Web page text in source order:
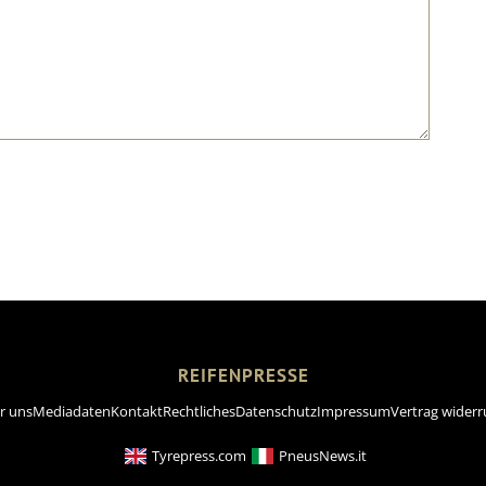
REIFENPRESSE
unsMediadatenKontaktRechtlichesDatenschutzImpressumVertrag
Tyrepress.com PneusNews.it